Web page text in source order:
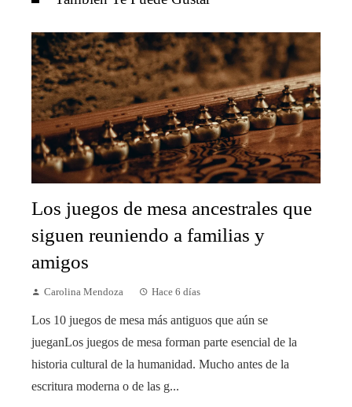
Los juegos de mesa ancestrales que
siguen reuniendo a familias y
amigos
Carolina Mendoza Hace 6 días
Los 10 juegos de mesa más antiguos que aún se
jueganLos juegos de mesa forman parte esencial de la
historia cultural de la humanidad. Mucho antes de la
escritura moderna o de las g...